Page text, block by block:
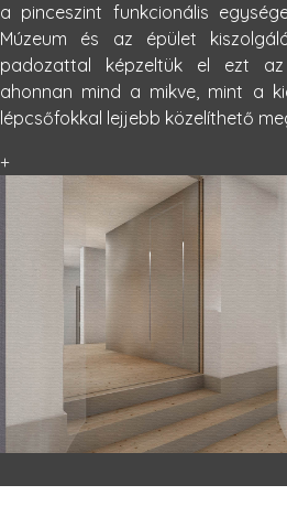
a pinceszint funkcionális
Múzeum és az épület
padozattal képzeltük el ezt
ahonnan mind a mikve, mint a
lépcsőfokkal lejjebb közelíthető
+